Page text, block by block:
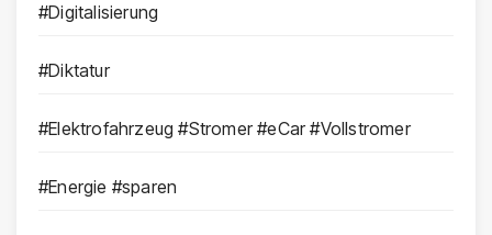
#Digitalisierung
#Diktatur
#Elektrofahrzeug #Stromer #eCar #Vollstromer
#Energie #sparen